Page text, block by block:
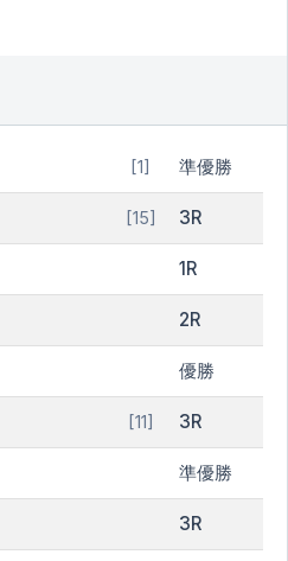
[1] 準優勝
[15] 3R
1R
2R
優勝
[11] 3R
準優勝
3R